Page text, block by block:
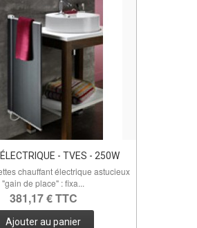
- TVES - 250W
chauffant électrique astucieux
"gain de place" : fixa...
381,17 € TTC
Ajouter au panier